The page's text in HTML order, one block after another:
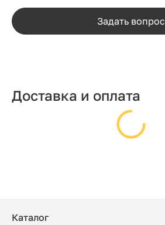
Задать вопрос
Доставка и оплата
Каталог